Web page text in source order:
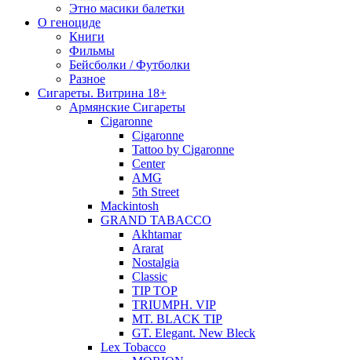
Этно масики балетки
О геноциде
Книги
Фильмы
Бейсболки / Футболки
Разное
Сигареты. Витрина 18+
Армянские Сигареты
Cigaronne
Cigaronne
Tattoo by Cigaronne
Center
AMG
5th Street
Mackintosh
GRAND TABACCO
Akhtamar
Ararat
Nostalgia
Classic
TIP TOP
TRIUMPH. VIP
MT. BLACK TIP
GT. Elegant. New Bleck
Lex Tobacco